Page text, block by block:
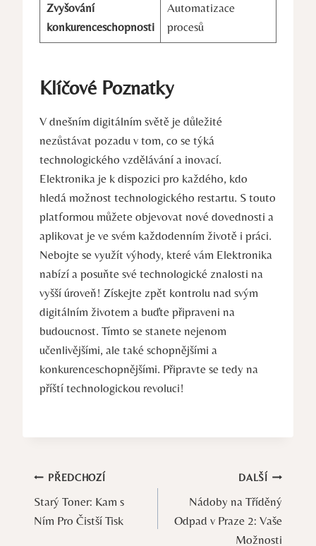
Zvyšování
konkurenceschopnosti
Automatizace
procesů
Klíčové Poznatky
V dnešním digitálním světě je důležité
nezůstávat pozadu v tom, co se týká
technologického vzdělávání a inovací.
Elektronika je k dispozici pro každého, kdo
hledá možnost technologického restartu. S touto
platformou můžete objevovat nové dovednosti a
aplikovat je ve svém každodenním životě i práci.
Nebojte se využít výhody, které vám Elektronika
nabízí a posuňte své technologické znalosti na
vyšší úroveň! Získejte zpět kontrolu nad svým
digitálním životem a buďte připraveni na
budoucnost. Tímto se stanete nejenom
učenlivějšími, ale také schopnějšími a
konkurenceschopnějšími. Připravte se tedy na
příští technologickou revoluci!
Navigace
pro
PŘEDCHOZÍ
Starý Toner: Kam s
Ním Pro Čistší Tisk
DALŠÍ
Nádoby na Tříděný
Odpad v Praze 2: Vaše
Možnosti